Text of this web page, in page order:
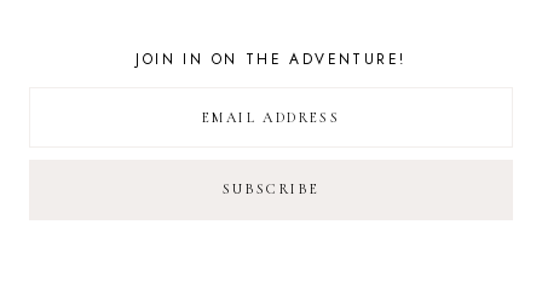
JOIN IN ON THE ADVENTURE!